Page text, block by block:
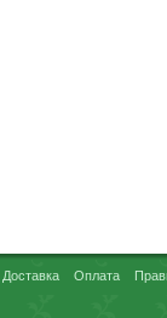
Доставка Оплата